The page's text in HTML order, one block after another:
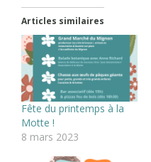
Articles similaires
Fête du printemps à la
Motte !
8 mars 2023